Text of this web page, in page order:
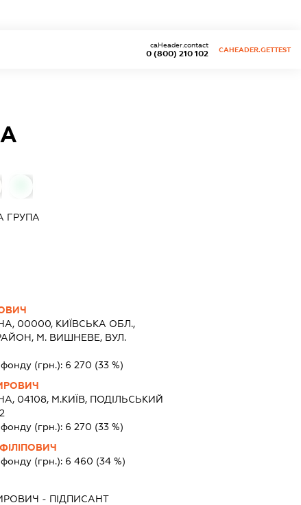
0 (800) 210 102
caHeader.contact
CAHEADER.GETTEST
ГРУПА
00000, КИЇВСЬКА ОБЛ.,
М. ВИШНЕВЕ, ВУЛ.
фонду (грн.): 6 270 (33 %)
04108, М.КИЇВ, ПОДІЛЬСЬКИЙ
фонду (грн.): 6 270 (33 %)
фонду (грн.): 6 460 (34 %)
- ПІДПИСАНТ